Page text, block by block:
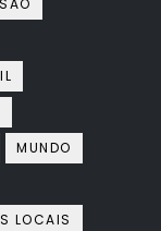
MUNDO
LOCAIS